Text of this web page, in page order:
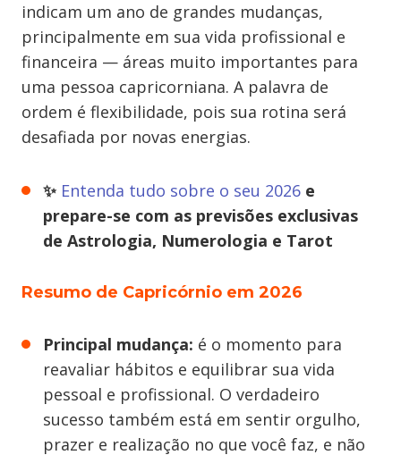
indicam um ano de grandes mudanças,
principalmente em sua vida profissional e
financeira — áreas muito importantes para
uma pessoa capricorniana. A palavra de
ordem é flexibilidade, pois sua rotina será
desafiada por novas energias.
✨ Entenda tudo sobre o seu 2026 e
prepare-se com as previsões exclusivas
de Astrologia, Numerologia e Tarot
Resumo de Capricórnio em 2026
Principal mudança: é o momento para
reavaliar hábitos e equilibrar sua vida
pessoal e profissional. O verdadeiro
sucesso também está em sentir orgulho,
prazer e realização no que você faz, e não